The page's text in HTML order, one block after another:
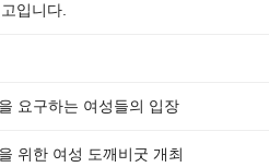
입니다.
요구하는 여성들의 입장
위한 여성 도깨비굿 개최